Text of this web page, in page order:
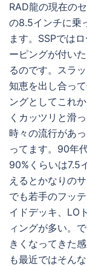
RAD龍の現在の
の8.5インチに乗
ます。SSPでは
ーピングが付い
るのです。スラ
知恵を出し合っ
ングとしてこれ
くカッツリと滑
時々の流行があ
ってます。90年
90%くらいは7.5
えるとかなりの
でも若手のフッ
イドデッキ、LO
ィングが多い。
きくなってきた
も最近ではそん